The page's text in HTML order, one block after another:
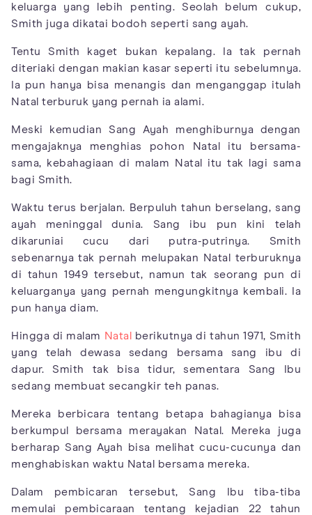
keluarga yang lebih penting. Seolah belum cukup,
Smith juga dikatai bodoh seperti sang ayah.
Tentu Smith kaget bukan kepalang. Ia tak pernah
diteriaki dengan makian kasar seperti itu sebelumnya.
Ia pun hanya bisa menangis dan menganggap itulah
Natal terburuk yang pernah ia alami.
Meski kemudian Sang Ayah menghiburnya dengan
mengajaknya menghias pohon Natal itu bersama-
sama, kebahagiaan di malam Natal itu tak lagi sama
bagi Smith.
Waktu terus berjalan. Berpuluh tahun berselang, sang
ayah meninggal dunia. Sang ibu pun kini telah
dikaruniai cucu dari putra-putrinya. Smith
sebenarnya tak pernah melupakan Natal terburuknya
di tahun 1949 tersebut, namun tak seorang pun di
keluarganya yang pernah mengungkitnya kembali. Ia
pun hanya diam.
Hingga di malam Natal berikutnya di tahun 1971, Smith
yang telah dewasa sedang bersama sang ibu di
dapur. Smith tak bisa tidur, sementara Sang Ibu
sedang membuat secangkir teh panas.
Mereka berbicara tentang betapa bahagianya bisa
berkumpul bersama merayakan Natal. Mereka juga
berharap Sang Ayah bisa melihat cucu-cucunya dan
menghabiskan waktu Natal bersama mereka.
Dalam pembicaran tersebut, Sang Ibu tiba-tiba
memulai pembicaraan tentang kejadian 22 tahun